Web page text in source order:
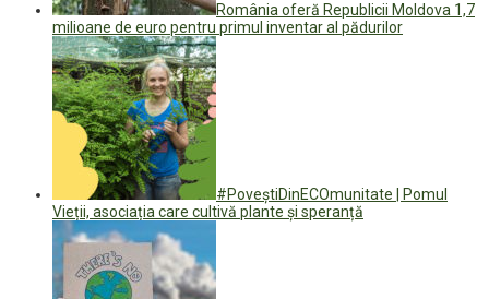
România oferă Republicii Moldova 1,7
milioane de euro pentru primul inventar al pădurilor
#PoveștiDinECOmunitate | Pomul
Vieții, asociația care cultivă plante și speranță